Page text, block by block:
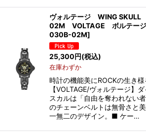
ヴォルテージ WING
02M VOLTAGE ボルテージ
030B-02M]
25,300円(税込)
在庫わずか
時計の機能美にROCKの生き様
【VOLTAGE/ヴォルテージ】
スカルは「自由を奪われない
のチェーンベルトは無骨さと
一無二のデザイン。■ ケー…